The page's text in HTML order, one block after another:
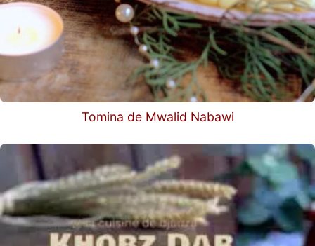
Tomina de Mwalid Nabawi